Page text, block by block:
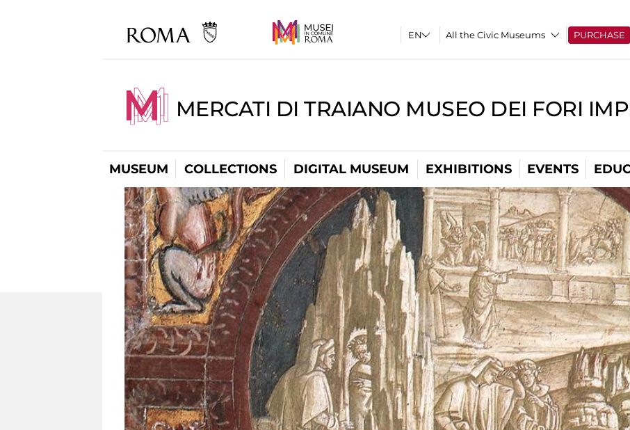
All the Civic Museums PURCHASE
MERCATI DI TRAIANO MUSEO DEI FORI
MUSEUM COLLECTIONS DIGITAL MUSEUM EXHIBITIONS EVENTS